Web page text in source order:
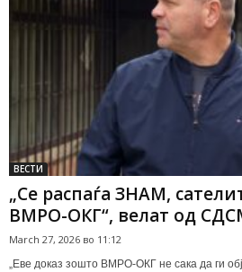
ВЕСТИ
„Се распаѓа ЗНАМ,
ВМРО-ОКГ“, велат од
March 27, 2026 во 11:12
„Еве доказ зошто ВМРО-ОКГ не сака да ги